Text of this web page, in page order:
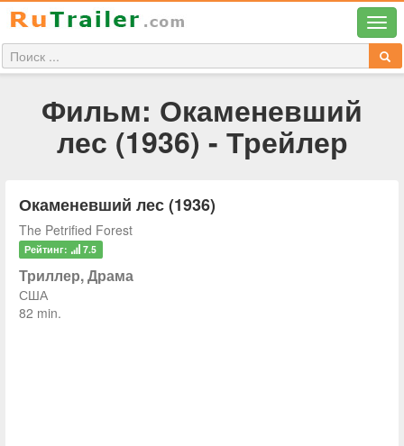
Фильм: Окаменевший
лес (1936) - Трейлер
Окаменевший лес (1936)
The Petrified Forest
Рейтинг: 7.5
Триллер, Драма
США
82 min.